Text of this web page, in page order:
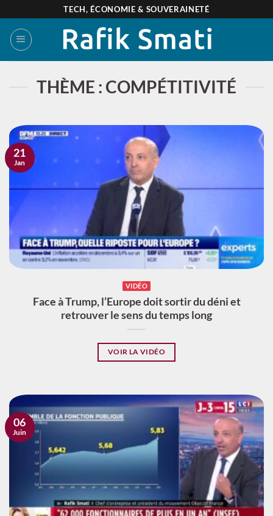
contenu
TECH, ÉCONOMIE & SOUVERAINETÉ
THÈME : COMPÉTITIVITÉ
VIDÉO
Face à Trump, l’Europe doit sortir du déni et
retrouver le sens du temps long
VOIR LA VIDÉO
21
Jan
06
Juin